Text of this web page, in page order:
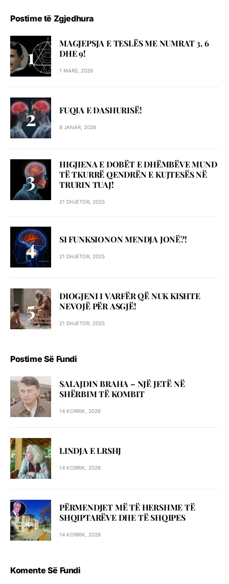
Postime të Zgjedhura
MAGJEPSJA E TESLËS ME NUMRAT 3, 6
DHE 9!
1 MARS, 2026
FUQIA E DASHURISË!
8 JANAR, 2026
HIGJIENA E DOBËT E DHËMBËVE MUND
TË TKURRË QENDRËN E KUJTESËS NË
TRURIN TUAJ!
21 DHJETOR, 2025
SI FUNKSIONON MENDJA JONË?!
21 DHJETOR, 2025
DIOGJENI I VARFËR QË NUK KISHTE
NEVOJË PËR ASGJË!
21 DHJETOR, 2025
Postime Së Fundi
SALAJDIN BRAHA – NJЁ JETЁ NЁ
SHЁRBIM TЁ KOMBIT
14 KORRIK, 2026
LINDJA E LRSHJ
14 KORRIK, 2026
PËRMENDJET MË TË HERSHME TË
SHQIPTARËVE DHE TË SHQIPES
14 KORRIK, 2026
Komente Së Fundi